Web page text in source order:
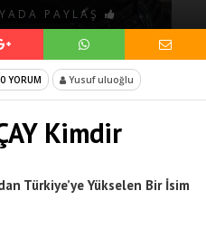
PAYLAŞ
0 YORUM Yusuf uluoğlu
Kimdir
Türkiye’ye Yükselen Bir İsim